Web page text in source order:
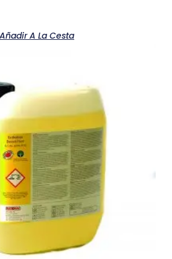
Añadir A La Cesta